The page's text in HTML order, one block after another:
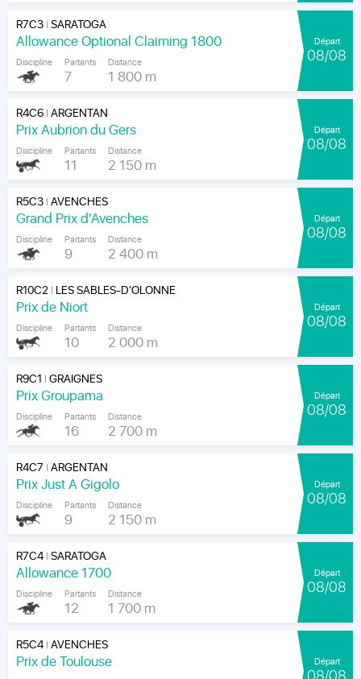
R7C3|SARATOGA
Allowance Optional Claiming 1800
Discipline Partants
7
Distance
1 800 m
Départ
08/08
R4C6|ARGENTAN
Prix Aubrion du Gers
Discipline Partants
11
Distance
2 150 m
Départ
08/08
R5C3|AVENCHES
Grand Prix d'Avenches
Discipline Partants
9
Distance
2 400 m
Départ
08/08
R10C2| LES SABLES-D'OLONNE
Prix de Niort
Discipline Partants
10
Distance
2 000 m
Départ
08/08
R9C1 |GRAIGNES
Prix Groupama
Discipline Partants
16
Distance
2 700 m
Départ
08/08
R4C7 |ARGENTAN
Prix Just A Gigolo
Discipline Partants
9
Distance
2 150 m
Départ
08/08
R7C4|SARATOGA
Allowance 1700
Discipline Partants
12
Distance
1 700 m
Départ
08/08
R5C4|AVENCHES
Prix de Toulouse Départ